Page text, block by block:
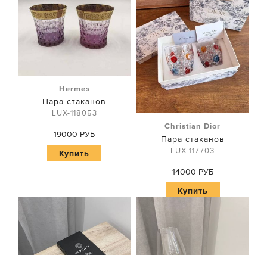
Hermes
Пара стаканов
LUX-118053
19000 РУБ
Купить
Christian Dior
Пара стаканов
LUX-117703
14000 РУБ
Купить